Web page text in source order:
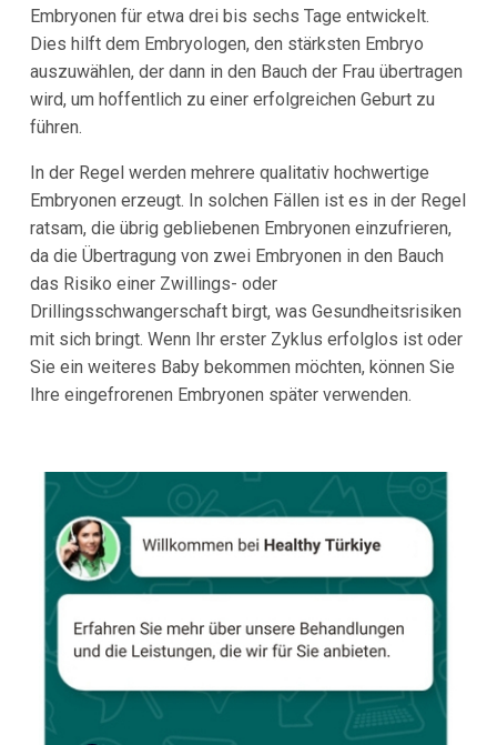
Embryonen für etwa drei bis sechs Tage entwickelt.
Dies hilft dem Embryologen, den stärksten Embryo
auszuwählen, der dann in den Bauch der Frau übertragen
wird, um hoffentlich zu einer erfolgreichen Geburt zu
führen.
In der Regel werden mehrere qualitativ hochwertige
Embryonen erzeugt. In solchen Fällen ist es in der Regel
ratsam, die übrig gebliebenen Embryonen einzufrieren,
da die Übertragung von zwei Embryonen in den Bauch
das Risiko einer Zwillings- oder
Drillingsschwangerschaft birgt, was Gesundheitsrisiken
mit sich bringt. Wenn Ihr erster Zyklus erfolglos ist oder
Sie ein weiteres Baby bekommen möchten, können Sie
Ihre eingefrorenen Embryonen später verwenden.